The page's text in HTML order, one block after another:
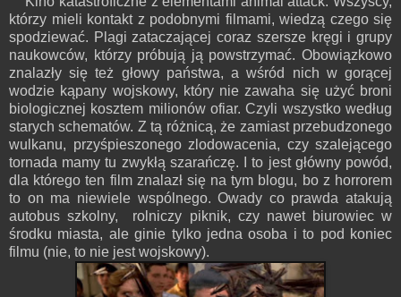
którzy mieli kontakt z podobnymi filmami, wiedzą czego się
spodziewać. Plagi zataczającej coraz szersze kręgi i grupy
naukowców, którzy próbują ją powstrzymać. Obowiązkowo
znalazły się też głowy państwa, a wśród nich w gorącej
wodzie kąpany wojskowy, który nie zawaha się użyć broni
biologicznej kosztem milionów ofiar. Czyli wszystko według
starych schematów. Z tą różnicą, że zamiast przebudzonego
wulkanu, przyśpieszonego zlodowacenia, czy szalejącego
tornada mamy tu zwykłą szarańczę. I to jest główny powód,
dla którego ten film znalazł się na tym blogu, bo z horrorem
to on ma niewiele wspólnego. Owady co prawda atakują
autobus szkolny, rolniczy piknik, czy nawet biurowiec w
środku miasta, ale ginie tylko jedna osoba i to pod koniec
filmu (nie, to nie jest wojskowy).